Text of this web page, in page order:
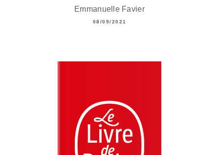
Emmanuelle Favier
08/09/2021